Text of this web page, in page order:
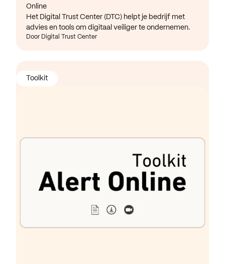
Online
Het Digital Trust Center (DTC) helpt je bedrijf met
advies en tools om digitaal veiliger te ondernemen.
Door Digital Trust Center
Toolkit